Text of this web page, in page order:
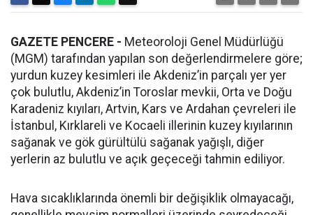
GAZETE PENCERE - Meteoroloji Genel Müdürlüğü
(MGM) tarafından yapılan son değerlendirmelere göre;
yurdun kuzey kesimleri ile Akdeniz’in parçalı yer yer
çok bulutlu, Akdeniz’in Toroslar mevkii, Orta ve Doğu
Karadeniz kıyıları, Artvin, Kars ve Ardahan çevreleri ile
İstanbul, Kırklareli ve Kocaeli illerinin kuzey kıyılarının
sağanak ve gök gürültülü sağanak yağışlı, diğer
yerlerin az bulutlu ve açık geçeceği tahmin ediliyor.
Hava sıcaklıklarında önemli bir değişiklik olmayacağı,